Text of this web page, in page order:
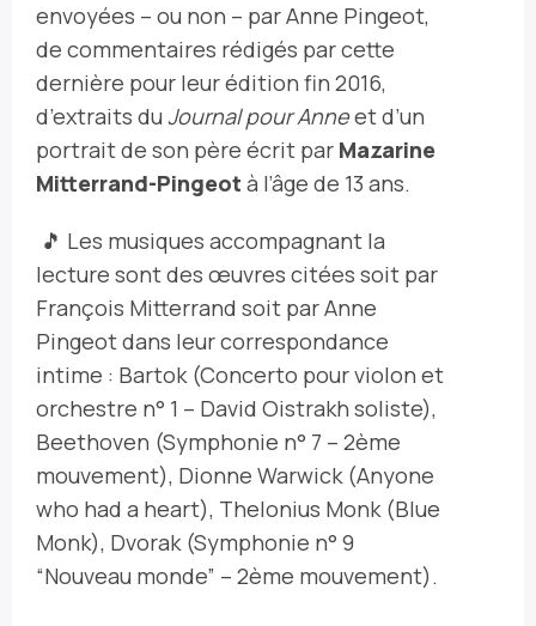
envoyées – ou non – par Anne Pingeot,
de commentaires rédigés par cette
dernière pour leur édition fin 2016,
d’extraits du Journal pour Anneet d’un
portrait de son père écrit par Mazarine
Mitterrand-Pingeot à l’âge de 13 ans.
🎵 Les musiques accompagnant la
lecture sont des œuvres citées soit par
François Mitterrand soit par Anne
Pingeot dans leur correspondance
intime : Bartok (Concerto pour violon et
orchestre n° 1 – David Oistrakh soliste),
Beethoven (Symphonie n° 7 – 2ème
mouvement), Dionne Warwick (Anyone
who had a heart), Thelonius Monk (Blue
Monk), Dvorak (Symphonie n° 9
“Nouveau monde” – 2ème mouvement).